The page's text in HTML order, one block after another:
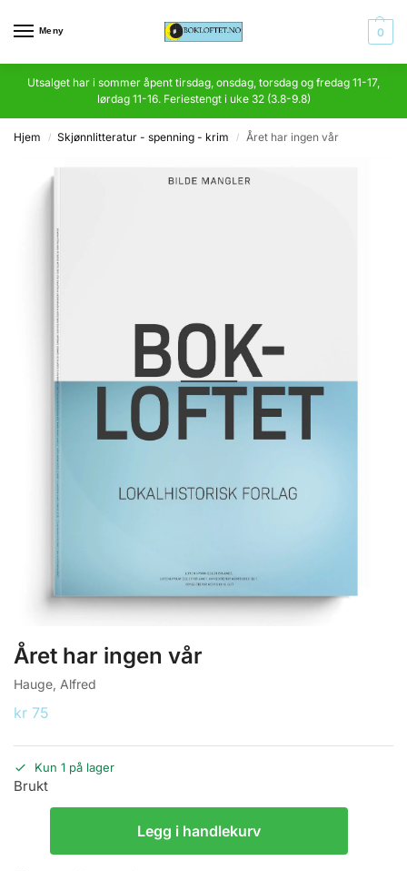
Meny 0
Utsalget har i sommer åpent tirsdag, onsdag, torsdag og fredag 11-17,
lørdag 11-16. Feriestengt i uke 32 (3.8-9.8)
Hjem / Skjønnlitteratur - spenning - krim / Året har ingen vår
Året har ingen vår
Hauge, Alfred
kr 75
Kun 1 på lager
Brukt
Legg i handlekurv